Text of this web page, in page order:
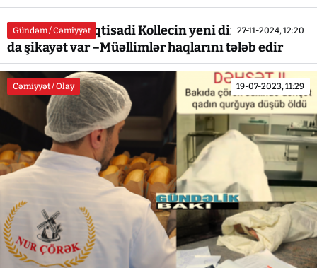
Gündəm / Cəmiyyət 27-11-2024, 12:20
Tovuz Sosial- İqtisadi Kollecin yeni direktorundan
da şikayət var –Müəllimlər haqlarını tələb edir
Cəmiyyət / Olay 19-07-2023, 11:29